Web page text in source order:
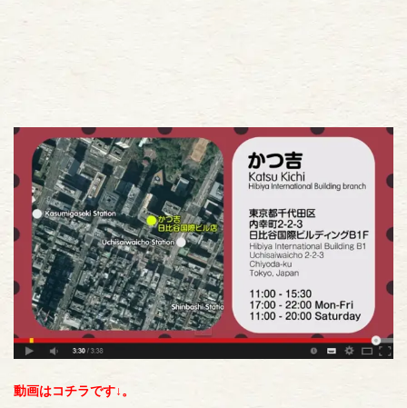
動画はコチラです↓。